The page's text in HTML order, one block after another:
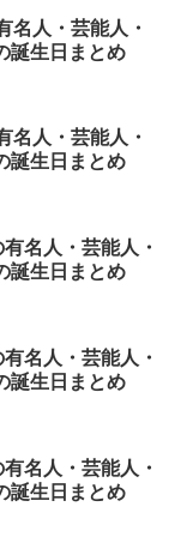
名人・芸能人・
誕生日まとめ
名人・芸能人・
誕生日まとめ
名人・芸能人・
誕生日まとめ
名人・芸能人・
誕生日まとめ
名人・芸能人・
誕生日まとめ